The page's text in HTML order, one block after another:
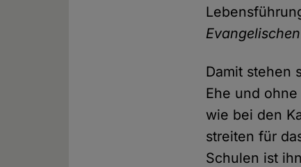
Damit stehen
Ehe und
wie bei den
streiten für
Schulen ist